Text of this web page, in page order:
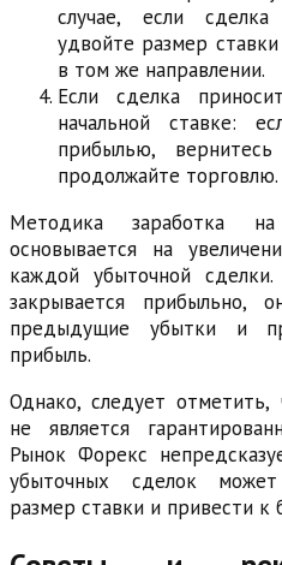
случае, если сделка
удвойте размер
в том же направлении.
Если сделка
начальной ставке:
прибылью,
продолжайте торговлю.
Методика заработка
основывается на
каждой убыточной
закрывается прибыльно,
предыдущие убытки и
прибыль.
Однако, следует
не является
Рынок Форекс
убыточных сделок может
размер ставки и привести к